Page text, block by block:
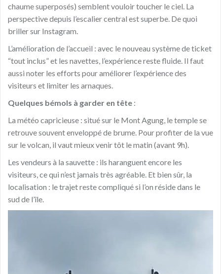
chaume superposés) semblent vouloir toucher le ciel. La
perspective depuis l’escalier central est superbe. De quoi
briller sur Instagram.
L’amélioration de l’accueil : avec le nouveau système de ticket
“tout inclus” et les navettes, l’expérience reste fluide. Il faut
aussi noter les efforts pour améliorer l’expérience des
visiteurs et limiter les arnaques.
Quelques bémols à garder en tête :
La météo capricieuse : situé sur le Mont Agung, le temple se
retrouve souvent enveloppé de brume. Pour profiter de la vue
sur le volcan, il vaut mieux venir tôt le matin (avant 9h).
Les vendeurs à la sauvette : ils haranguent encore les
visiteurs, ce qui n’est jamais très agréable. Et bien sûr, la
localisation : le trajet reste compliqué si l’on réside dans le
sud de l’île.